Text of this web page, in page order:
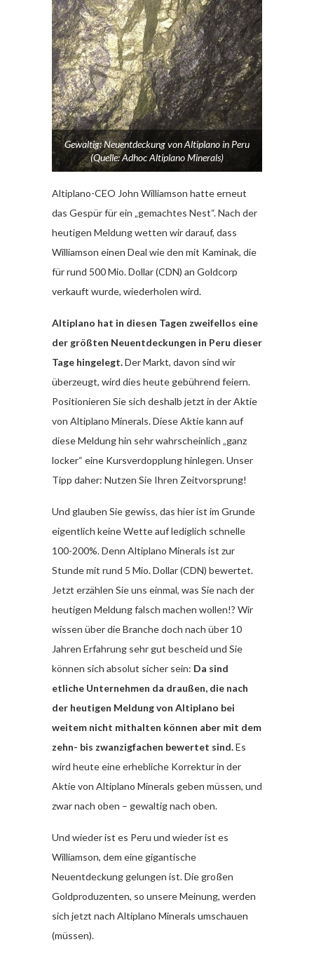
Gewaltig: Neuentdeckung von Altiplano in Peru
(Quelle: Adhoc Altiplano Minerals)
Altiplano-CEO John Williamson hatte erneut
das Gespür für ein „gemachtes Nest“. Nach der
heutigen Meldung wetten wir darauf, dass
Williamson einen Deal wie den mit Kaminak, die
für rund 500 Mio. Dollar (CDN) an Goldcorp
verkauft wurde, wiederholen wird.
Altiplano hat in diesen Tagen zweifellos eine
der größten Neuentdeckungen in Peru dieser
Tage hingelegt.Der Markt, davon sind wir
überzeugt, wird dies heute gebührend feiern.
Positionieren Sie sich deshalb jetzt in der Aktie
von Altiplano Minerals. Diese Aktie kann auf
diese Meldung hin sehr wahrscheinlich „ganz
locker“ eine Kursverdopplung hinlegen. Unser
Tipp daher: Nutzen Sie Ihren Zeitvorsprung!
Und glauben Sie gewiss, das hier ist im Grunde
eigentlich keine Wette auf lediglich schnelle
100-200%. Denn Altiplano Minerals ist zur
Stunde mit rund 5 Mio. Dollar (CDN) bewertet.
Jetzt erzählen Sie uns einmal, was Sie nach der
heutigen Meldung falsch machen wollen!? Wir
wissen über die Branche doch nach über 10
Jahren Erfahrung sehr gut bescheid und Sie
können sich absolut sicher sein: Da sind
etliche Unternehmen da draußen, die nach
der heutigen Meldung von Altiplano bei
weitem nicht mithalten können aber mit dem
zehn- bis zwanzigfachen bewertet sind.Es
wird heute eine erhebliche Korrektur in der
Aktie von Altiplano Minerals geben müssen, und
zwar nach oben – gewaltig nach oben.
Und wieder ist es Peru und wieder ist es
Williamson, dem eine gigantische
Neuentdeckung gelungen ist. Die großen
Goldproduzenten, so unsere Meinung, werden
sich jetzt nach Altiplano Minerals umschauen
(müssen).